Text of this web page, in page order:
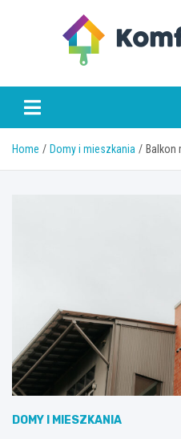
Home Domy i mieszkania Balkon
DOMY I MIESZKANIA